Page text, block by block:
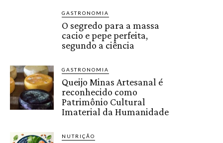
GASTRONOMIA
O segredo para a massa
cacio e pepe perfeita,
segundo a ciência
GASTRONOMIA
Queijo Minas Artesanal é
reconhecido como
Patrimônio Cultural
Imaterial da Humanidade
NUTRIÇÃO